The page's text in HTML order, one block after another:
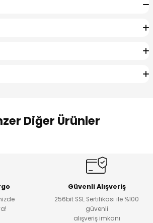
Diğer Ürünler
Puba Unisex Kot 3’lü Takım
Güvenli Alışveriş
256bit SSL Sertifikası ile %100
güvenli
alışveriş imkanı